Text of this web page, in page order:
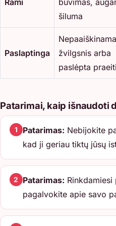
šiluma
Paslaptinga
žvilgsnis arba
paslėpta
Patarimai, kaip išnaudoti
1 Patarimas: Nebijokite
kad ji geriau tiktų jūsų
2 Patarimas:
pagalvokite apie savo